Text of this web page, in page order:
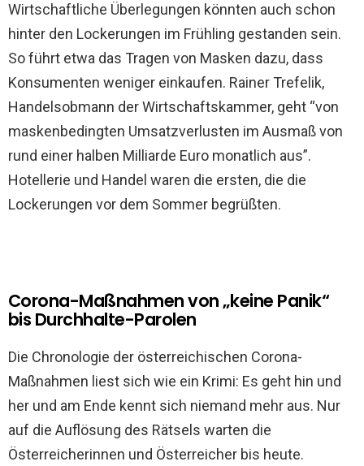
Wirtschaftliche Überlegungen könnten auch schon
hinter den Lockerungen im Frühling gestanden sein.
So führt etwa das Tragen von Masken dazu, dass
Konsumenten weniger einkaufen. Rainer Trefelik,
Handelsobmann der Wirtschaftskammer, geht “von
maskenbedingten Umsatzverlusten im Ausmaß von
rund einer halben Milliarde Euro monatlich aus”.
Hotellerie und Handel waren die ersten, die die
Lockerungen vor dem Sommer begrüßten.
Corona-Maßnahmen von „keine Panik“
bis Durchhalte-Parolen
Die Chronologie der österreichischen Corona-
Maßnahmen liest sich wie ein Krimi: Es geht hin und
her und am Ende kennt sich niemand mehr aus. Nur
auf die Auflösung des Rätsels warten die
Österreicherinnen und Österreicher bis heute.